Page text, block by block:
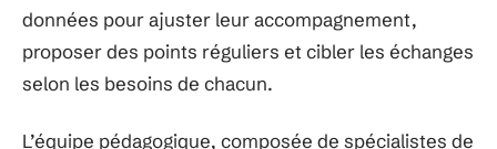
données pour ajuster leur accompagnement,
proposer des points réguliers et cibler les échanges
selon les besoins de chacun.
L’équipe pédagogique, composée de spécialistes de